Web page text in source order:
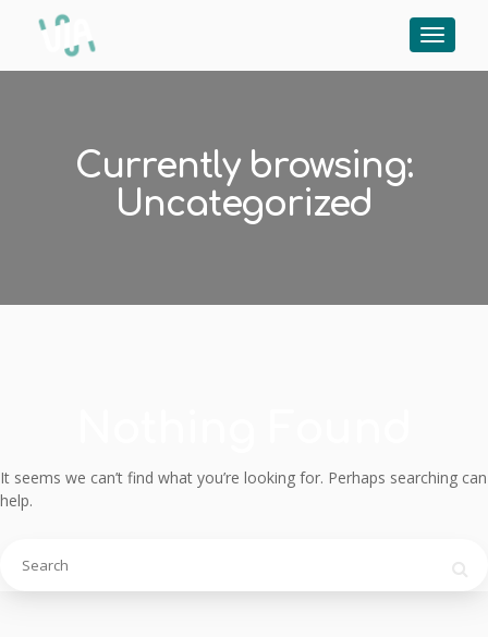
Currently browsing:
Uncategorized
It seems we can’t find what you’re looking for. Perhaps searching can
help.